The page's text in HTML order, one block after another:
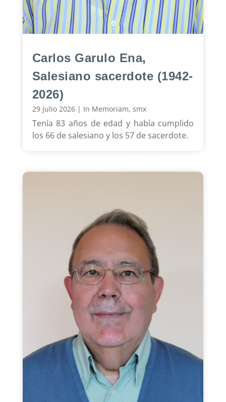
Carlos Garulo Ena,
Salesiano sacerdote (1942-
2026)
29 julio 2026| In Memoriam, smx
Tenía 83 años de edad y había cumplido
los 66 de salesiano y los 57 de sacerdote.